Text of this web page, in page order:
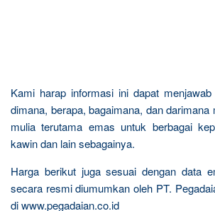
Kami harap informasi ini dapat
dimana, berapa, bagaimana, dan darimana
mulia terutama emas untuk berbagai
kawin dan lain sebagainya.
Harga berikut juga sesuai dengan data
secara resmi diumumkan oleh PT.
di www.pegadaian.co.id